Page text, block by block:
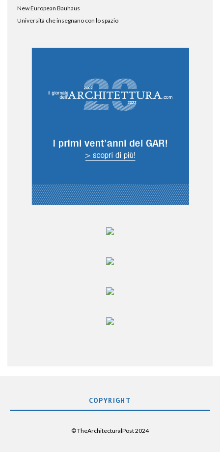
New European Bauhaus
Università che insegnano con lo spazio
COPYRIGHT
© TheArchitecturalPost 2024